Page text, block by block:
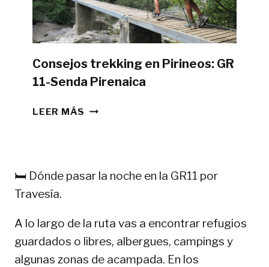
CAMPAÑA?
Consejos trekking en Pirineos: GR
11-Senda Pirenaica
LEER MÁS CONSEJOS
11-
🛏️ Dónde pasar la noche en la GR11 por
Travesía.
A lo largo de la ruta vas a encontrar refugios
guardados o libres, albergues, campings y
algunas zonas de acampada. En los